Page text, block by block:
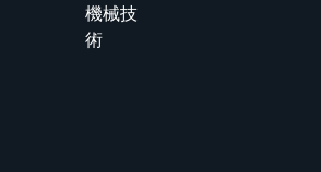
機械技
術